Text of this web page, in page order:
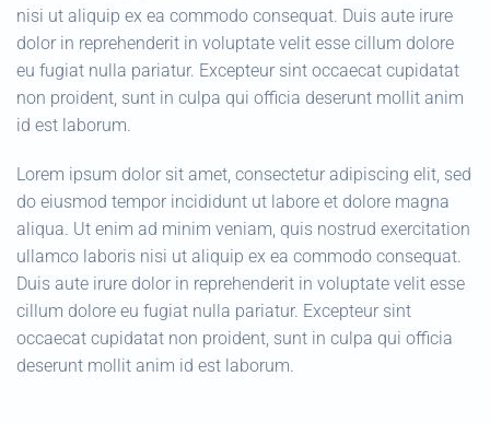
nisi ut aliquip ex ea commodo consequat. Duis aute irure
dolor in reprehenderit in voluptate velit esse cillum dolore
eu fugiat nulla pariatur. Excepteur sint occaecat cupidatat
non proident, sunt in culpa qui officia deserunt mollit anim
id est laborum.
Lorem ipsum dolor sit amet, consectetur adipiscing elit, sed
do eiusmod tempor incididunt ut labore et dolore magna
aliqua. Ut enim ad minim veniam, quis nostrud exercitation
ullamco laboris nisi ut aliquip ex ea commodo consequat.
Duis aute irure dolor in reprehenderit in voluptate velit esse
cillum dolore eu fugiat nulla pariatur. Excepteur sint
occaecat cupidatat non proident, sunt in culpa qui officia
deserunt mollit anim id est laborum.